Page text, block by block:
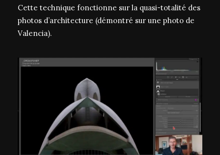
Cette technique fonctionne sur la quasi-totalité des
photos d’architecture (démontré sur une photo de
Valencia).